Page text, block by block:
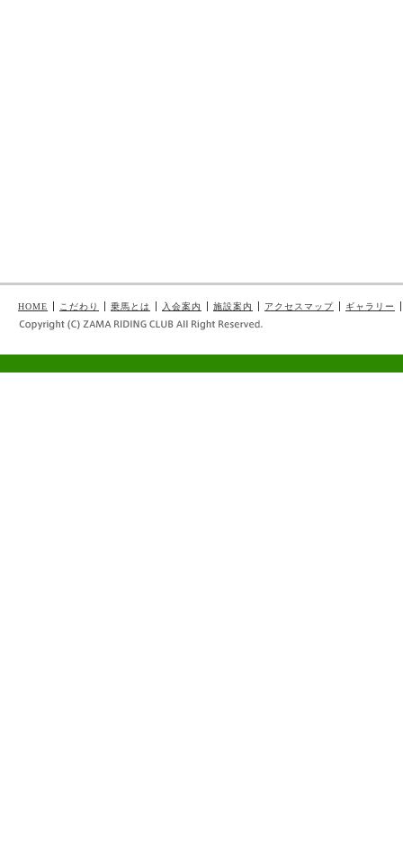
HOME こだわり 乗馬とは 入会案内 施設案内 アクセスマップ ギャラリー